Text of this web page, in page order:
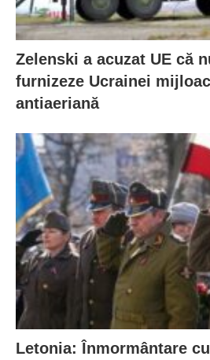
Zelenski a acuzat UE că
furnizeze Ucrainei
antiaeriană
Letonia: Înmormântare